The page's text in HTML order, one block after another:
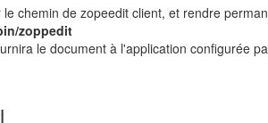
le chemin de zopeedit client, et rendre
zoppedit
le document à l'application configurée